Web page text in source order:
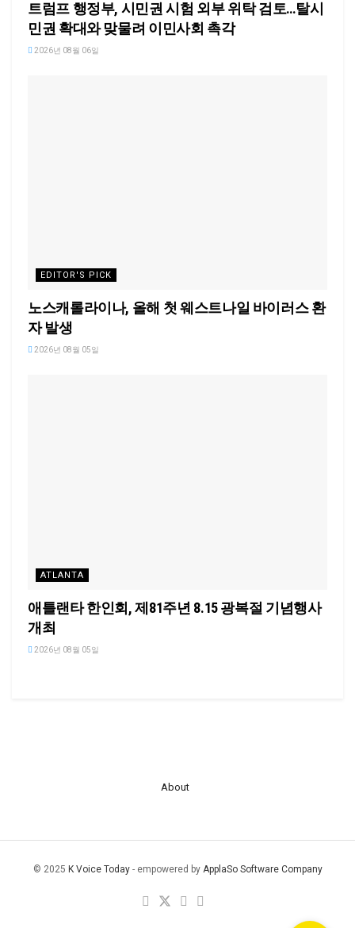
트럼프 행정부, 시민권 시험 외부 위탁 검토…탈시
민권 확대와 맞물려 이민사회 촉각
2026년 08월 06일
EDITOR'S PICK
노스캐롤라이나, 올해 첫 웨스트나일 바이러스 환
자 발생
2026년 08월 05일
ATLANTA
애틀랜타 한인회, 제81주년 8.15 광복절 기념행사
개최
2026년 08월 05일
About
© 2025 K Voice Today- empowered by ApplaSo Software Company